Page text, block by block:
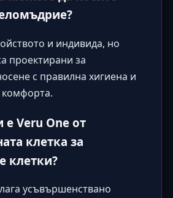
и индивида, но
проектирани за
с правилна хигиена и
комфорта.
Veru One от
клетка за
клетки?
усъвършенствано